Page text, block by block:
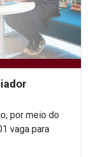
por meio do
vaga para